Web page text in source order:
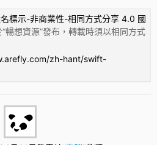
標示-非商業性-相同方式分享 4.0 國
“暢想資源”發布，轉載時須以相同方式
zh-hant/swift-